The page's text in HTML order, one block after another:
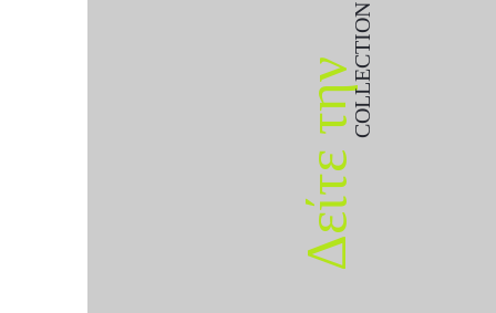
Δείτε τηνCOLLECTION